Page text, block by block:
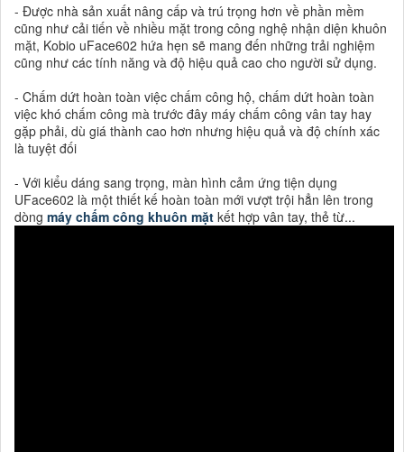
- Được nhà sản xuất nâng cấp và trú trọng hơn về phần mềm
cũng như cải tiến về nhiều mặt trong công nghệ nhận diện khuôn
mặt, Kobio uFace602 hứa hẹn sẽ mang đến những trải nghiệm
cũng như các tính năng và độ hiệu quả cao cho người sử dụng.
- Chấm dứt hoàn toàn việc chấm công hộ, chấm dứt hoàn toàn
việc khó chấm công mà trước đây máy chấm công vân tay hay
gặp phải, dù giá thành cao hơn nhưng hiệu quả và độ chính xác
là tuyệt đối
- Với kiểu dáng sang trọng, màn hình cảm ứng tiện dụng
UFace602 là một thiết kế hoàn toàn mới vượt trội hẳn lên trong
dòng máy chấm công khuôn mặt kết hợp vân tay, thẻ từ...